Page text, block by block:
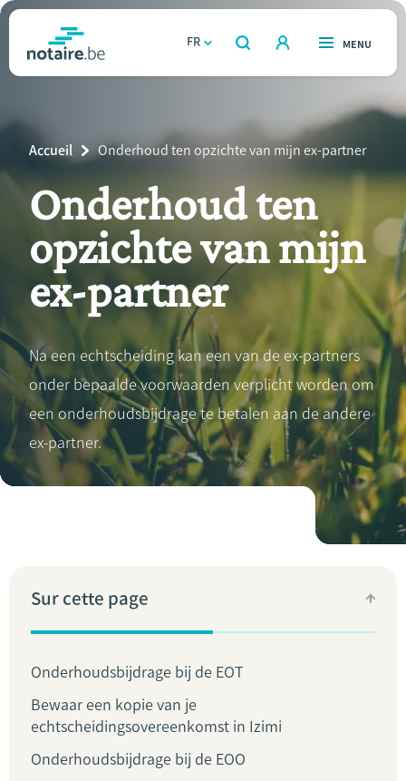
Aller
contenu
notaire.behomepage
FR
OUVERT
RECHERCHER
OUVERT
MENU
Héritage et donations
Entreprendre
Calculateurs
Breadcrumb
Accueil
Current
Onderhoud ten opzichte van mijn ex-partner
Onderhoud ten
opzichte van mijn
ex-partner
Na een echtscheiding kan een van de ex-partners
onder bepaalde voorwaarden verplicht worden om
een onderhoudsbijdrage te betalen aan de andere
ex-partner.
Sur cette page
Onderhoudsbijdrage bij de EOT
Bewaar een kopie van je
echtscheidingsovereenkomst in Izimi
Onderhoudsbijdrage bij de EOO